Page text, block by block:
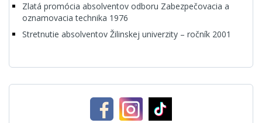
Zlatá promócia absolventov odboru Zabezpečovacia a
oznamovacia technika 1976
Stretnutie absolventov Žilinskej univerzity – ročník 2001